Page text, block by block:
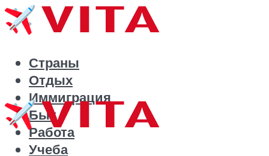
Страны
Отдых
Иммиграция
Быт
Работа
Учеба